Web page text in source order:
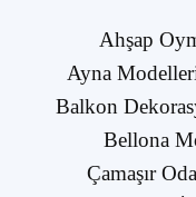
Ahşap
Ayna
Balkon
Bellona
Çamaşır